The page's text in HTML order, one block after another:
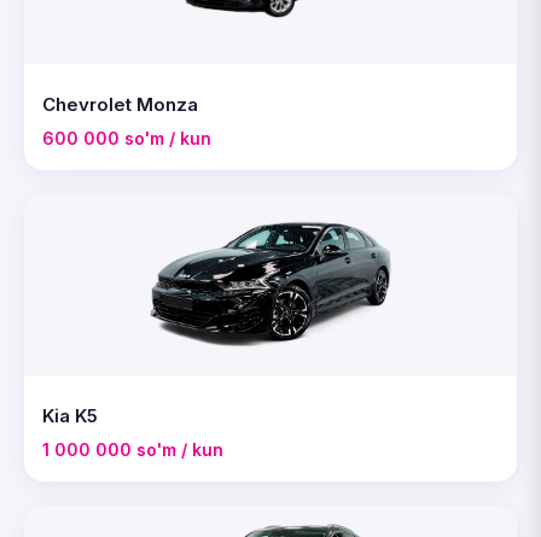
Chevrolet Monza
600 000 so'm / kun
Kia K5
1 000 000 so'm / kun